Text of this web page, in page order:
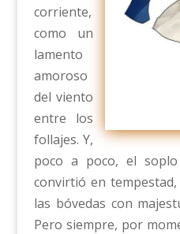
corriente,
como un
lamento
amoroso
del viento
entre los
follajes. Y,
poco a poco, el
convirtió en
las bóvedas con
Pero siempre, por